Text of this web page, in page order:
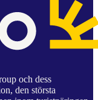
och dess
den största